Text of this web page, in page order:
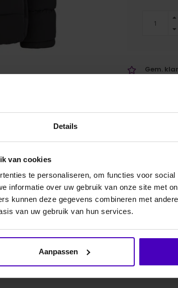
Details
van cookies
te personaliseren, om functies voor
informatie over uw gebruik van onze site met
kunnen deze gegevens combineren met
van uw gebruik van hun services.
Aanpassen
Gem.